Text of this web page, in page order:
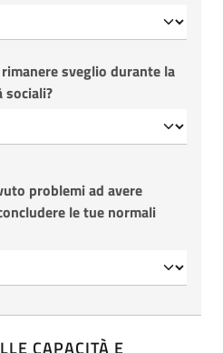
sveglio durante la
problemi ad avere
le tue normali
CAPACITÀ E